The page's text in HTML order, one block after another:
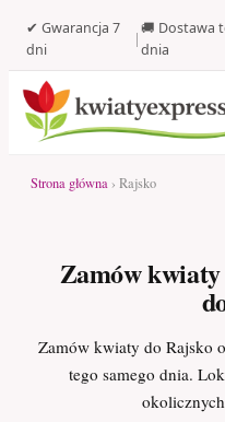
✔ Gwarancja 7
dni
|
🚚 Dostawa
dnia
Strona główna › Rajsko
Zamów kwiaty
Zamów kwiaty do Rajsko
tego samego dnia.